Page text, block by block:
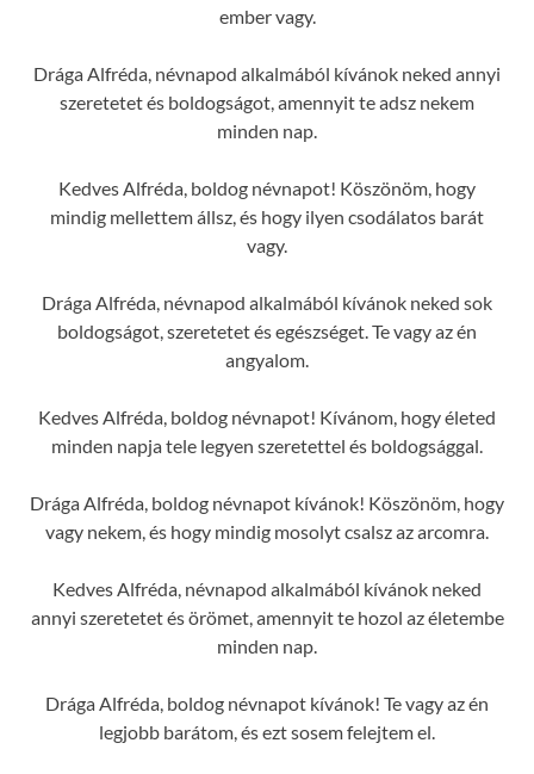
ember vagy.
Drága Alfréda, névnapod alkalmából kívánok neked annyi
szeretetet és boldogságot, amennyit te adsz nekem
minden nap.
Kedves Alfréda, boldog névnapot! Köszönöm, hogy
mindig mellettem állsz, és hogy ilyen csodálatos barát
vagy.
Drága Alfréda, névnapod alkalmából kívánok neked sok
boldogságot, szeretetet és egészséget. Te vagy az én
angyalom.
Kedves Alfréda, boldog névnapot! Kívánom, hogy életed
minden napja tele legyen szeretettel és boldogsággal.
Drága Alfréda, boldog névnapot kívánok! Köszönöm, hogy
vagy nekem, és hogy mindig mosolyt csalsz az arcomra.
Kedves Alfréda, névnapod alkalmából kívánok neked
annyi szeretetet és örömet, amennyit te hozol az életembe
minden nap.
Drága Alfréda, boldog névnapot kívánok! Te vagy az én
legjobb barátom, és ezt sosem felejtem el.